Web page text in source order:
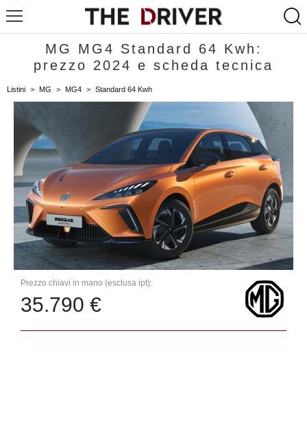
MG MG4 Standard 64 Kwh:
prezzo 2024 e scheda tecnica
Listini > MG > MG4 > Standard 64 Kwh
Prezzo chiavi in mano (esclusa ipt):
35.790 €